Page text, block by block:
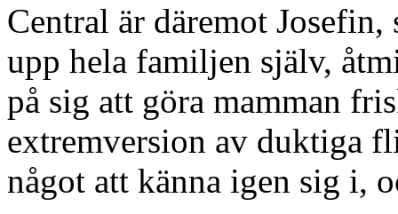
Central är däremot
upp hela familjen själv,
på sig att göra mamman
extremversion av duktiga
något att känna igen sig i,